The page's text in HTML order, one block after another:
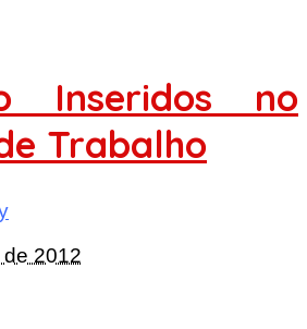
Inseridos no
Trabalho
2012